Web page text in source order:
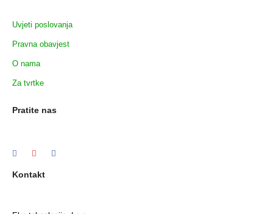
Uvjeti poslovanja
Pravna obavjest
O nama
Za tvrtke
Pratite nas
Kontakt